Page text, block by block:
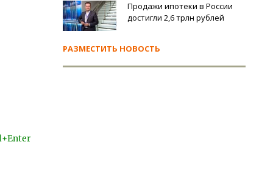
Продажи ипотеки в России
достигли 2,6 трлн рублей
РАЗМЕСТИТЬ НОВОСТЬ